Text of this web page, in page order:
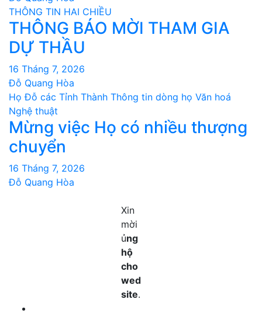
THÔNG TIN HAI CHIỀU
THÔNG BÁO MỜI THAM GIA
DỰ THẦU
16 Tháng 7, 2026
Đỗ Quang Hòa
Họ Đỗ các Tỉnh Thành Thông tin dòng họ Văn hoá
Nghệ thuật
Mừng việc Họ có nhiều thượng
chuyển
16 Tháng 7, 2026
Đỗ Quang Hòa
Xin
mời
ủng
hộ
cho
wed
site.